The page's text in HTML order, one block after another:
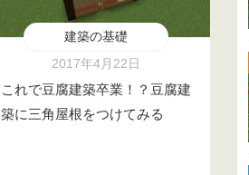
建築の基礎
2017年4月22日
これで豆腐建築卒業！？豆腐建
築に三角屋根をつけてみる